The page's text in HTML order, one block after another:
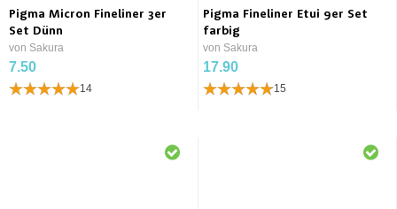
Pigma Micron Fineliner 3er
Set Dünn
von Sakura
7.50
14
Pigma Fineliner Etui 9er Set
farbig
von Sakura
17.90
15